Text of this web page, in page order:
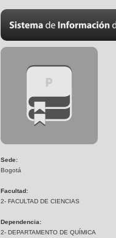
Sede:
Bogotá
Facultad:
2- FACULTAD DE CIENCIAS
Dependencia:
2- DEPARTAMENTO DE QUÍMICA